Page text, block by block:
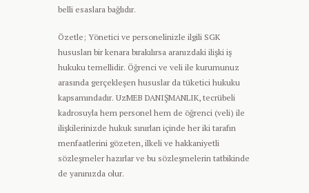
belli esaslara bağlıdır.
Özetle; Yönetici ve personelinizle ilgili SGK
hususları bir kenara bırakılırsa aranızdaki ilişki iş
hukuku temellidir. Öğrenci ve veli ile kurumunuz
arasında gerçekleşen hususlar da tüketici hukuku
kapsamındadır. UzMEB DANIŞMANLIK, tecrübeli
kadrosuyla hem personel hem de öğrenci (veli) ile
ilişkilerinizde hukuk sınırları içinde her iki tarafın
menfaatlerini gözeten, ilkeli ve hakkaniyetli
sözleşmeler hazırlar ve bu sözleşmelerin tatbikinde
de yanınızda olur.